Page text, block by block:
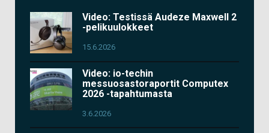
Video: Testissä Audeze Maxwell 2
-pelikuulokkeet
15.6.2026
Video: io-techin
messuosastoraportit Computex
2026 -tapahtumasta
3.6.2026